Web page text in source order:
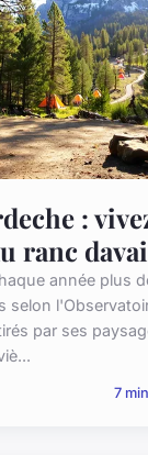
:
ranc
année plus
selon
par ses
7